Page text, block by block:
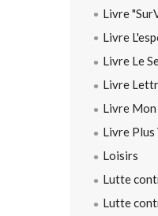
Livre
Livre
Livre Le
Livre
Livre
Livre Plus
Loisirs
Lutte
Lutte